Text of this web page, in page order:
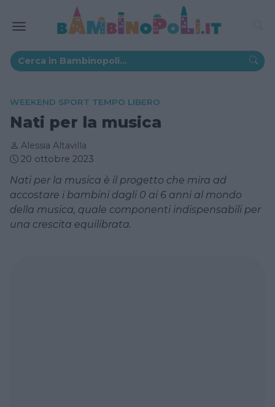
WEEKEND SPORT TEMPO LIBERO
Nati per la musica
Alessia Altavilla
20 ottobre 2023
Nati per la musica è il progetto che mira ad
accostare i bambini dagli 0 ai 6 anni al mondo
della musica, quale componenti indispensabili per
una crescita equilibrata.